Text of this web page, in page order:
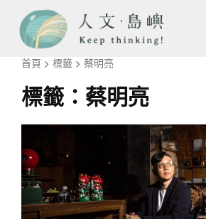
首頁 標籤 蔡明亮
標籤： 蔡明亮